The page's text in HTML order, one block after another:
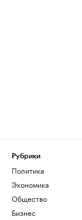
Рубрики
Политика
Экономика
Общество
Бизнес